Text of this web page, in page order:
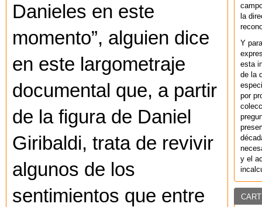
Danieles en este
momento”, alguien dice
en este largometraje
documental que, a partir
de la figura de Daniel
Giribaldi, trata de revivir
algunos de los
sentimientos que entre
la
Y
esta
de la
por
y el